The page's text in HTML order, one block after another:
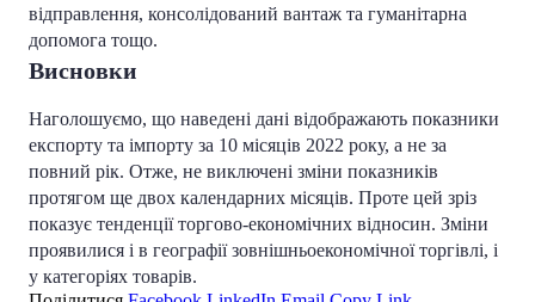
відправлення, консолідований вантаж та гуманітарна
допомога тощо.
Висновки
Наголошуємо, що наведені дані відображають показники
експорту та імпорту за 10 місяців 2022 року, а не за
повний рік. Отже, не виключені зміни показників
протягом ще двох календарних місяців. Проте цей зріз
показує тенденції торгово-економічних відносин. Зміни
проявилися і в географії зовнішньоекономічної торгівлі, і
у категоріях товарів.